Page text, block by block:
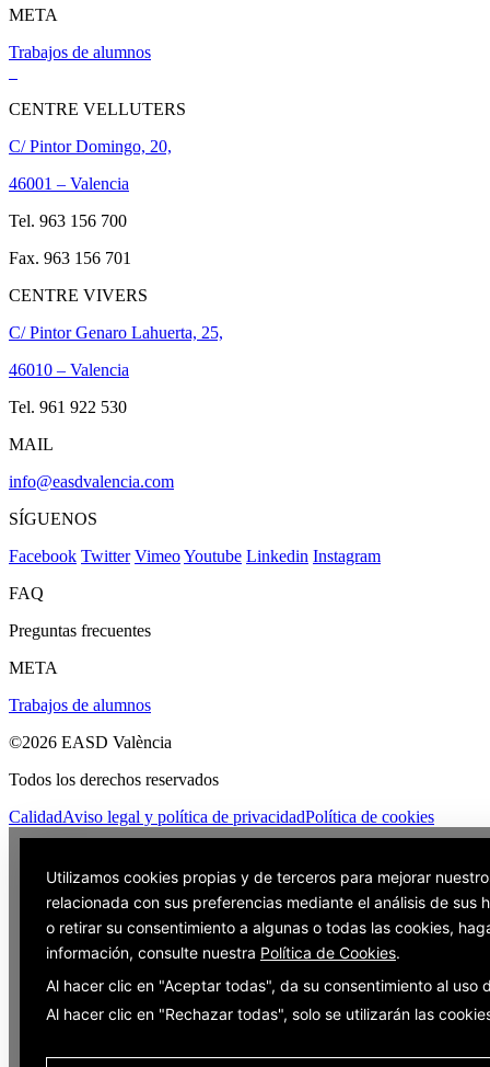
META
Trabajos de alumnos
CENTRE VELLUTERS
C/ Pintor Domingo, 20,
46001 – Valencia
Tel. 963 156 700
Fax. 963 156 701
CENTRE VIVERS
C/ Pintor Genaro Lahuerta, 25,
46010 – Valencia
Tel. 961 922 530
MAIL
info@easdvalencia.com
SÍGUENOS
Facebook Twitter VimeoYoutube Linkedin Instagram
FAQ
Preguntas frecuentes
META
Trabajos de alumnos
©2026 EASD València
Todos los derechos reservados
CalidadAviso legal y política de privacidadPolítica de cookies
Utilizamos cookies propias y de terceros para mejorar
relacionada con sus preferencias mediante el análisis de sus
o retirar su consentimiento a algunas o todas las cookies,
información, consulte nuestra Política de Cookies.
Al hacer clic en "Aceptar todas", da su consentimiento al uso
Al hacer clic en "Rechazar todas", solo se utilizarán las